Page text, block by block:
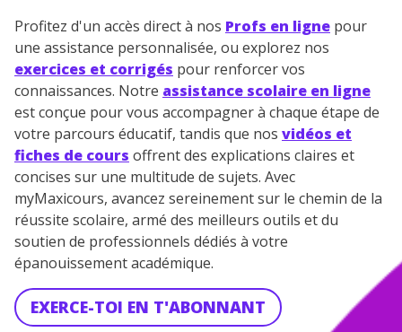
Profitez d'un accès direct à nos Profs en ligne pour
une assistance personnalisée, ou explorez nos
exercices et corrigés pour renforcer vos
connaissances. Notre assistance scolaire en ligne
est conçue pour vous accompagner à chaque étape de
votre parcours éducatif, tandis que nos vidéos et
fiches de cours offrent des explications claires et
concises sur une multitude de sujets. Avec
myMaxicours, avancez sereinement sur le chemin de la
réussite scolaire, armé des meilleurs outils et du
soutien de professionnels dédiés à votre
épanouissement académique.
EXERCE-TOI EN T'ABONNANT